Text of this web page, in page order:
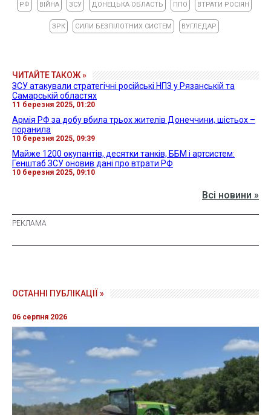
РФ ВІЙНА ЗСУ ДОНЕЦЬКА ОБЛАСТЬ ППО ВТРАТИ РОСІЯН
ЗРК СИЛИ БЕЗПІЛОТНИХ СИСТЕМ ВУГЛЕДАР
ЧИТАЙТЕ ТАКОЖ »
ЗСУ атакували стратегічні російські НПЗ у Рязанській та
Самарській областях
11 березня 2025, 01:20
Армія РФ за добу вбила трьох жителів Донеччини, шістьох –
поранила
10 березня 2025, 09:39
Майже 1200 окупантів, десятки танків, ББМ і артсистем:
Генштаб ЗСУ оновив дані про втрати РФ
10 березня 2025, 09:10
Всі новини »
ОСТАННІ ПУБЛІКАЦІЇ »
06 серпня 2026